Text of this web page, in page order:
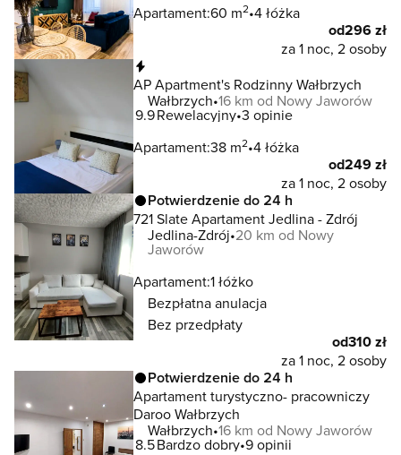
Apartament:60 m2 4 łóżka
od296 zł
za 1 noc, 2 osoby
AP Apartment's Rodzinny Wałbrzych
Wałbrzych 16 km od Nowy Jaworów
9.9Rewelacyjny 3 opinie
Apartament:38 m2 4 łóżka
od249 zł
za 1 noc, 2 osoby
Potwierdzenie do 24 h
721 Slate Apartament Jedlina - Zdrój
Jedlina-Zdrój 20 km od Nowy
Jaworów
Apartament:1 łóżko
Bezpłatna anulacja
Bez przedpłaty
od310 zł
za 1 noc, 2 osoby
Potwierdzenie do 24 h
Apartament turystyczno- pracowniczy
Daroo Wałbrzych
Wałbrzych 16 km od Nowy Jaworów
8.5Bardzo dobry 9 opinii